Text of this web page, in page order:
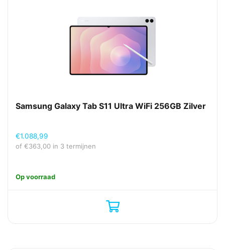
Samsung Galaxy Tab S11 Ultra WiFi 256GB Zilver
€1.088,99
of €363,00 in 3 termijnen
Op voorraad